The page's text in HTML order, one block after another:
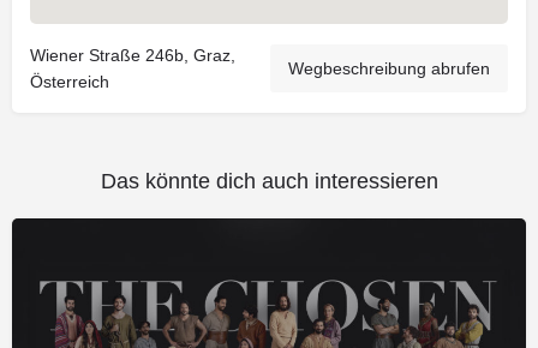
Wiener Straße 246b, Graz,
Österreich
Wegbeschreibung abrufen
Das könnte dich auch interessieren